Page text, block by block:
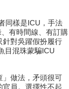
同樣是ICU，手法
有時間線、有訂購
對吳躍假扮履行
目混珠蒙騙ICU
」做法，矛頭很可
員。選擇性不起